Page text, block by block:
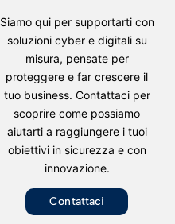
Siamo qui per supportarti con
soluzioni cyber e digitali su
misura, pensate per
proteggere e far crescere il
tuo business. Contattaci per
scoprire come possiamo
aiutarti a raggiungere i tuoi
obiettivi in sicurezza e con
innovazione.
Contattaci